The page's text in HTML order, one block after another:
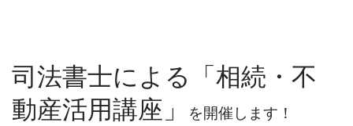
司法書士による「相続・不
動産活用講座」
を開催します！